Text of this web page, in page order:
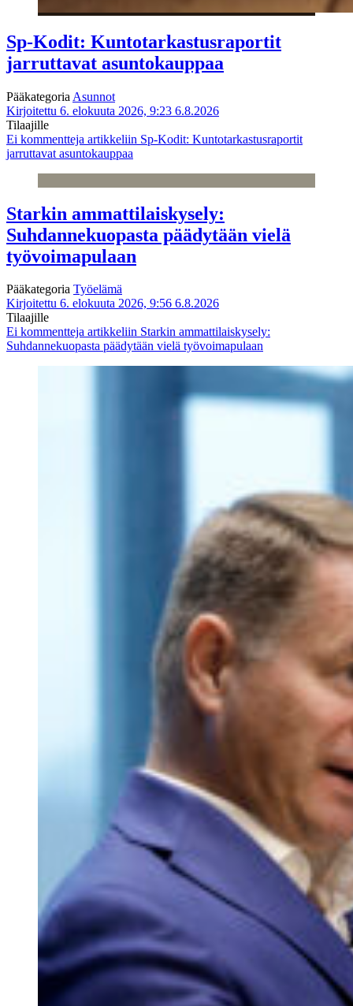
Sp-Kodit: Kuntotarkastusraportit
jarruttavat asuntokauppaa
Pääkategoria Asunnot
Kirjoitettu 6. elokuuta 2026, 9:23 6.8.2026
Tilaajille
Ei kommentteja artikkeliin Sp-Kodit: Kuntotarkastusraportit
jarruttavat asuntokauppaa
Starkin ammattilaiskysely:
Suhdannekuopasta päädytään vielä
työvoimapulaan
Pääkategoria Työelämä
Kirjoitettu 6. elokuuta 2026, 9:56 6.8.2026
Tilaajille
Ei kommentteja artikkeliin Starkin ammattilaiskysely:
Suhdannekuopasta päädytään vielä työvoimapulaan